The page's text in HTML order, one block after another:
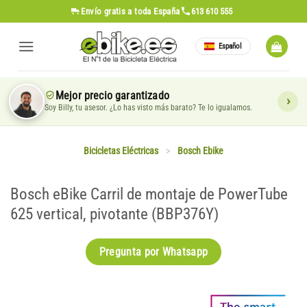
al
contenido
Envío gratis a toda España 613 610 555
Español
Mejor precio garantizado
Soy Billy, tu asesor. ¿Lo has visto más barato? Te lo igualamos.
Bicicletas Eléctricas > Bosch Ebike
Bosch eBike Carril de montaje de PowerTube
625 vertical, pivotante (BBP376Y)
Pregunta por Whatsapp